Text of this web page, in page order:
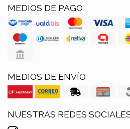
MEDIOS DE PAGO
MEDIOS DE ENVÍO
NUESTRAS REDES